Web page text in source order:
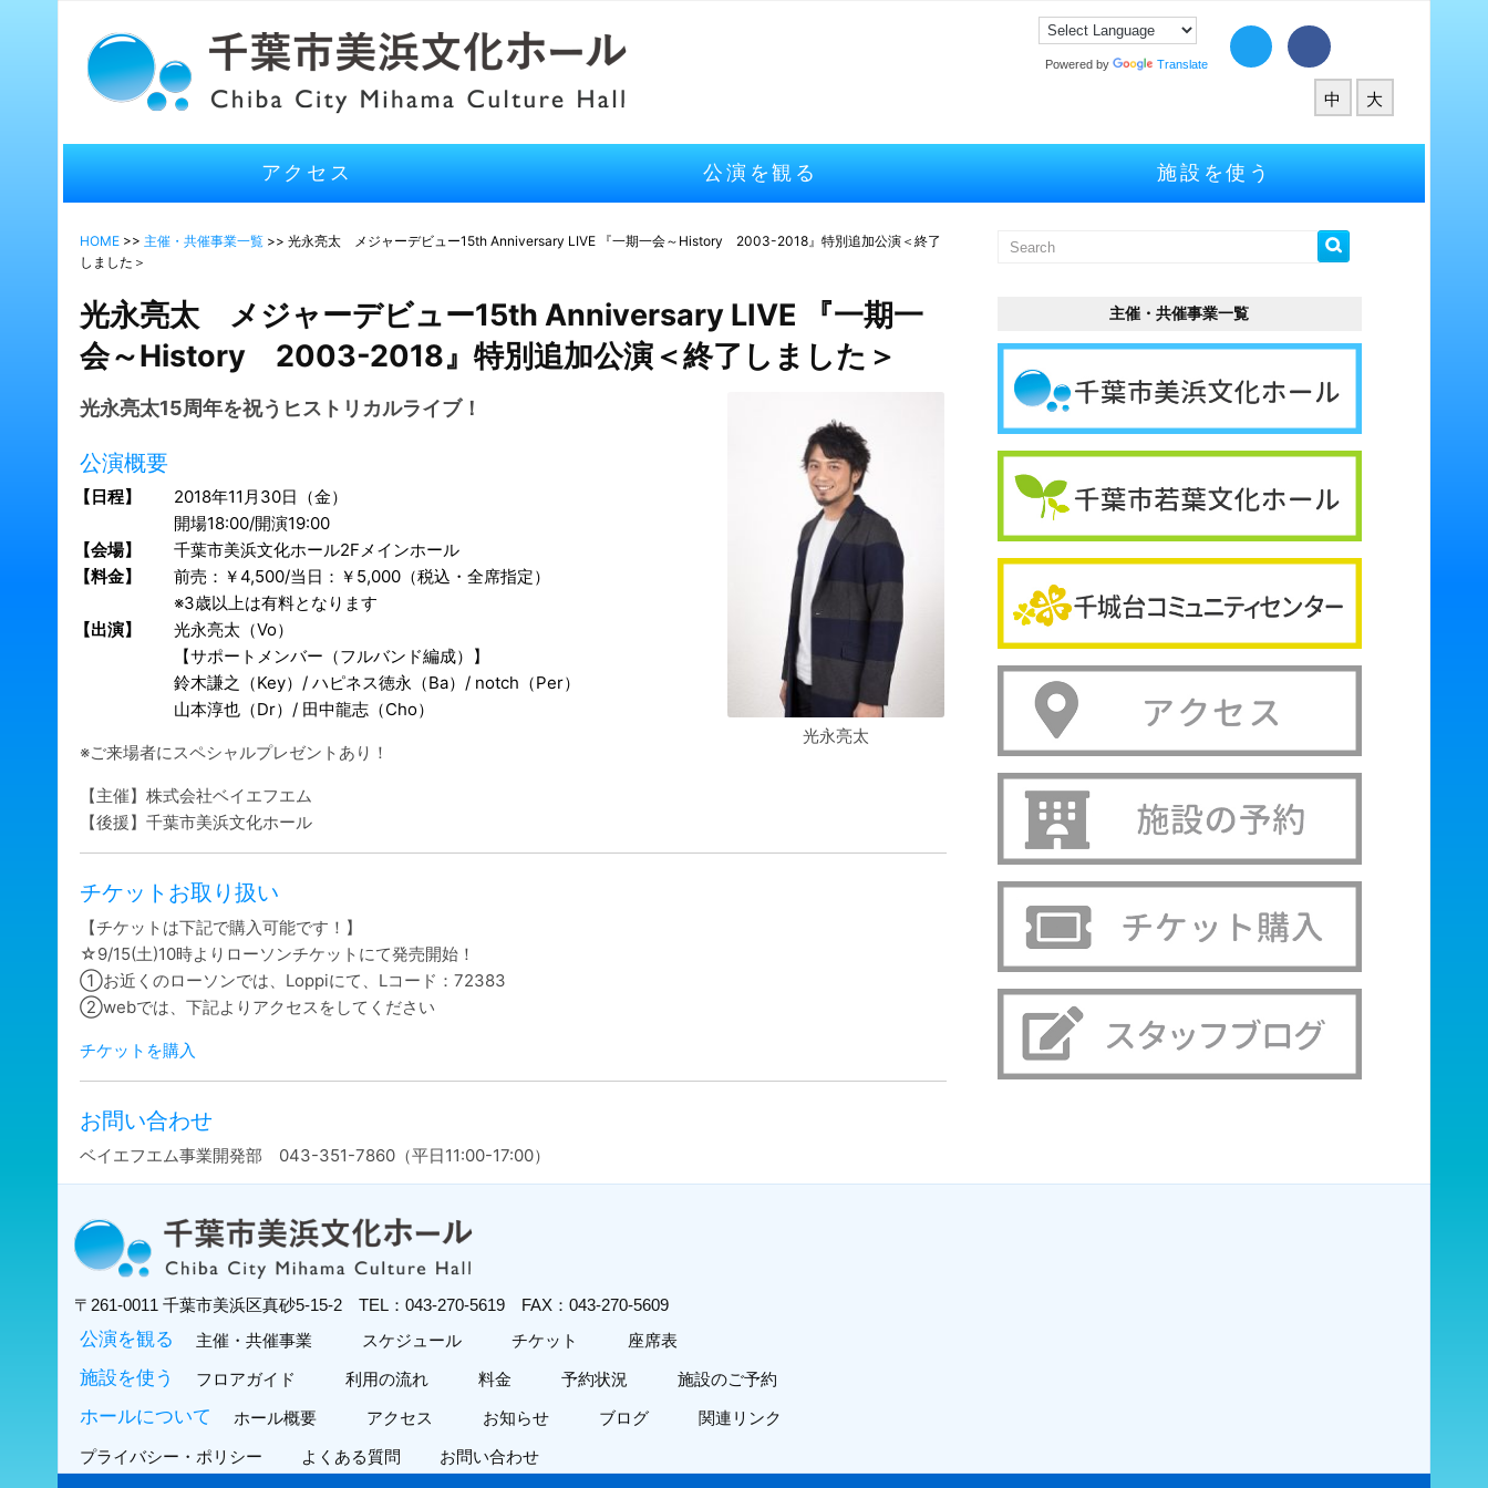
Powered by Translate
中 大
アクセス 公演を観る 施設を使う
HOME >> 主催・共催事業一覧 >> 光永亮太 メジャーデビュー15th Anniversary LIVE 『一期一会～History 2003-2018』特別追加公演＜終了
しました＞
光永亮太 メジャーデビュー15th Anniversary LIVE 『一期一
会～History 2003-2018』特別追加公演＜終了しました＞
光永亮太
光永亮太15周年を祝うヒストリカルライブ！
公演概要
【日程】
2018年11月30日（金）
開場18:00/開演19:00
【会場】
千葉市美浜文化ホール2Fメインホール
【料金】
前売：￥4,500/当日：￥5,000（税込・全席指定）
※3歳以上は有料となります
【出演】
光永亮太（Vo）
【サポートメンバー（フルバンド編成）】
鈴木謙之（Key）/ ハピネス徳永（Ba）/ notch（Per）
山本淳也（Dr）/ 田中龍志（Cho）
※ご来場者にスペシャルプレゼントあり！
【主催】株式会社ベイエフエム
【後援】千葉市美浜文化ホール
チケットお取り扱い
【チケットは下記で購入可能です！】
☆9/15(土)10時よりローソンチケットにて発売開始！
①お近くのローソンでは、Loppiにて、Lコード：72383
②webでは、下記よりアクセスをしてください
チケットを購入
お問い合わせ
ベイエフエム事業開発部 043-351-7860（平日11:00-17:00）
主催・共催事業一覧
〒261-0011 千葉市美浜区真砂5-15-2 TEL：043-270-5619 FAX：043-270-5609
公演を観る 主催・共催事業 スケジュール チケット 座席表
施設を使う フロアガイド 利用の流れ 料金 予約状況 施設のご予約
ホールについて ホール概要 アクセス お知らせ ブログ 関連リンク
プライバシー・ポリシー よくある質問 お問い合わせ